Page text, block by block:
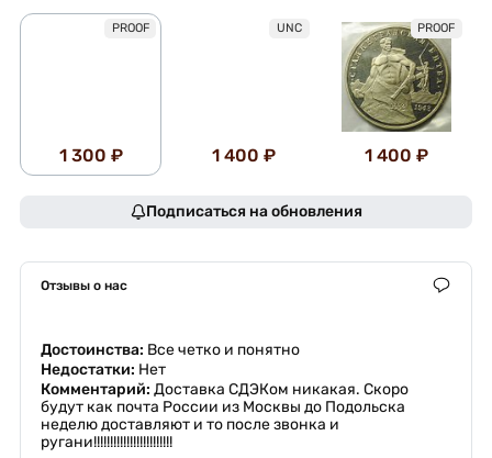
PROOF
1 300 ₽
UNC
1 400 ₽
PROOF
1 400 ₽
Подписаться на обновления
Отзывы о нас
Достоинства: Все четко и понятно
Недостатки: Нет
Комментарий: Доставка СДЭКом никакая. Скоро
будут как почта России из Москвы до Подольска
неделю доставляют и то после звонка и
ругани!!!!!!!!!!!!!!!!!!!!!!!!